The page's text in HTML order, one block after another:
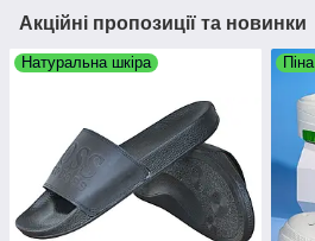
Акційні пропозиції та новинки
Натуральна шкіра Піна